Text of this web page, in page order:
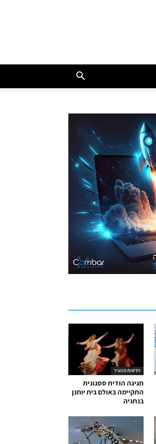
חדשות מהעיר
חגיגה הודית ססגונית
התקיימה באולם בית יוחנן
בנתניה